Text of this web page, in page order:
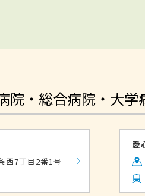
院・総合病院・大学
西7丁目2番1号
愛